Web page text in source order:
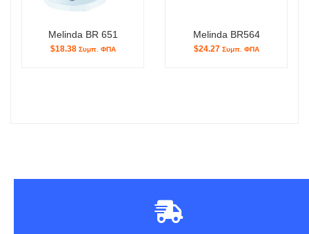
Melinda BR 651
$18.38 Συμπ. ΦΠΑ
Melinda BR564
$24.27 Συμπ. ΦΠΑ